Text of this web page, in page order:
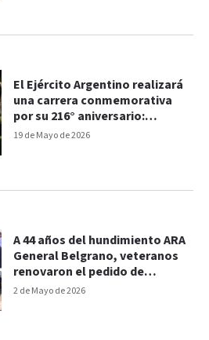
19 de Mayo de 2026
El Ejército Argentino realizará
una carrera conmemorativa
por su 216° aniversario:
inscripciones
2 de Mayo de 2026
A 44 años del hundimiento ARA
General Belgrano, veteranos
renovaron el pedido de
memoria